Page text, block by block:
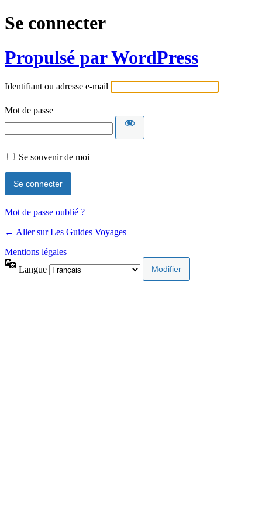
Se connecter
Propulsé par WordPress
Identifiant ou adresse e-mail
Mot de passe
Se souvenir de moi
Mot de passe oublié ?
← Aller sur Les Guides Voyages
Mentions légales
Langue